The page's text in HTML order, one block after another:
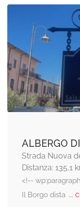
ALBERGO
Strada Nuova
Distanza: 135,1
<!--
Il Borgo dista...